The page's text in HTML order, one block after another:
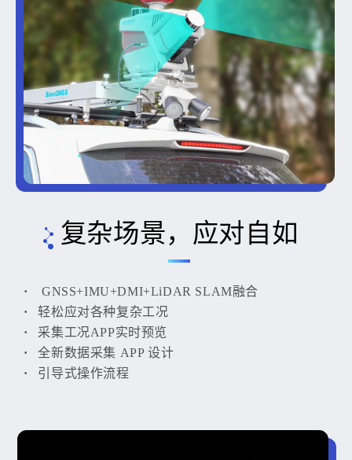
复杂场景，应对自如
GNSS+IMU+DMI+LiDAR SLAM融合
轻松应对各种复杂工况
采集工况APP实时预览
全新数据采集 APP 设计
引导式操作流程